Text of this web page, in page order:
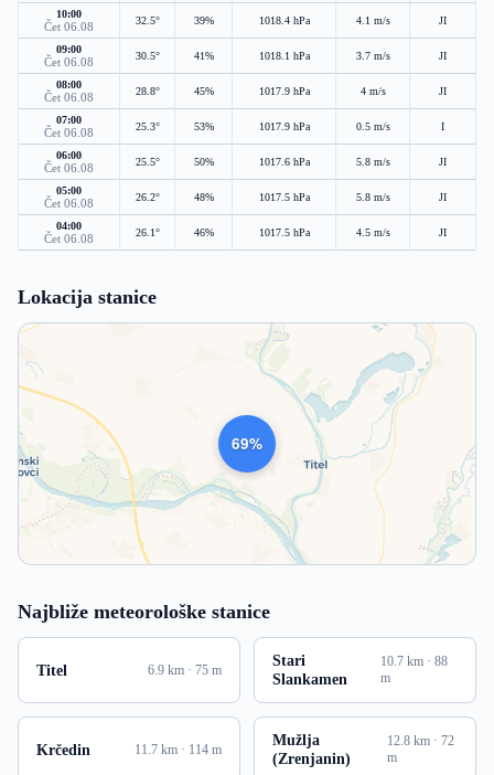
10:00
Čet 06.08 32.5° 39% 1018.4 hPa 4.1 m/s JI
09:00
Čet 06.08 30.5° 41% 1018.1 hPa 3.7 m/s JI
08:00
Čet 06.08 28.8° 45% 1017.9 hPa 4 m/s JI
07:00
Čet 06.08 25.3° 53% 1017.9 hPa 0.5 m/s I
06:00
Čet 06.08 25.5° 50% 1017.6 hPa 5.8 m/s JI
05:00
Čet 06.08 26.2° 48% 1017.5 hPa 5.8 m/s JI
04:00
Čet 06.08 26.1° 46% 1017.5 hPa 4.5 m/s JI
Lokacija stanice
1015
Najbliže meteorološke stanice
Titel 6.9 km · 75 m
Stari
Slankamen
10.7 km · 88
m
Krčedin 11.7 km · 114 m
Mužlja
(Zrenjanin)
12.8 km · 72
m